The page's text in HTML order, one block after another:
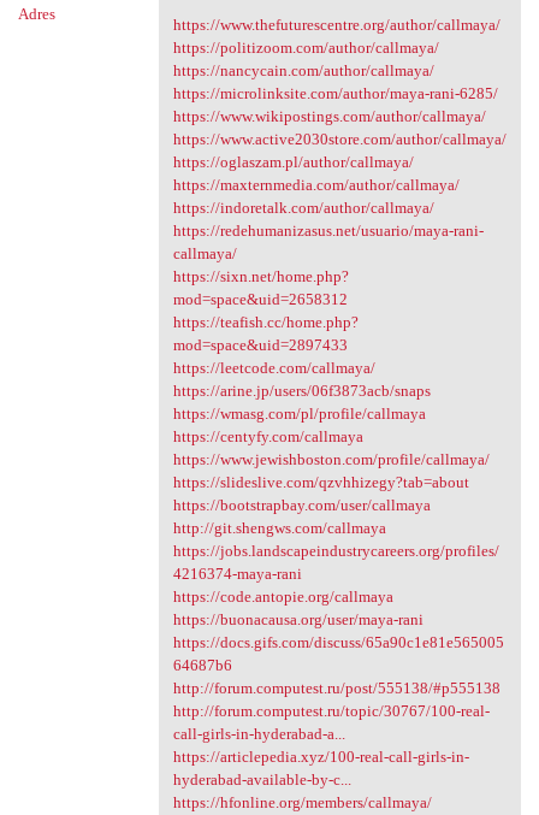
Adres
https://www.thefuturescentre.org/author/callmaya/
https://politizoom.com/author/callmaya/
https://nancycain.com/author/callmaya/
https://microlinksite.com/author/maya-rani-6285/
https://www.wikipostings.com/author/callmaya/
https://www.active2030store.com/author/callmaya/
https://oglaszam.pl/author/callmaya/
https://maxternmedia.com/author/callmaya/
https://indoretalk.com/author/callmaya/
https://redehumanizasus.net/usuario/maya-rani-
callmaya/
https://sixn.net/home.php?
mod=space&uid=2658312
https://teafish.cc/home.php?
mod=space&uid=2897433
https://leetcode.com/callmaya/
https://arine.jp/users/06f3873acb/snaps
https://wmasg.com/pl/profile/callmaya
https://centyfy.com/callmaya
https://www.jewishboston.com/profile/callmaya/
https://slideslive.com/qzvhhizegy?tab=about
https://bootstrapbay.com/user/callmaya
http://git.shengws.com/callmaya
https://jobs.landscapeindustrycareers.org/profiles/
4216374-maya-rani
https://code.antopie.org/callmaya
https://buonacausa.org/user/maya-rani
https://docs.gifs.com/discuss/65a90c1e81e565005
64687b6
http://forum.computest.ru/post/555138/#p555138
http://forum.computest.ru/topic/30767/100-real-
call-girls-in-hyderabad-a...
https://articlepedia.xyz/100-real-call-girls-in-
hyderabad-available-by-c...
https://hfonline.org/members/callmaya/